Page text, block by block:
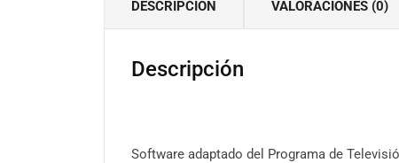
DESCRIPCIÓN VALORACIONES (0)
Descripción
Software adaptado del Programa de